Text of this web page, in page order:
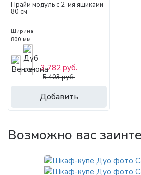
Прайм модуль с 2-мя ящиками
80 см
Ширина
800 мм
Добавить
3 782 руб.
5 403 руб.
Возможно вас